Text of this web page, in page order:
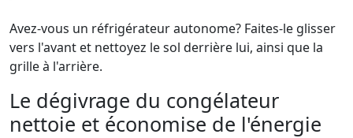
Avez-vous un réfrigérateur autonome? Faites-le glisser
vers l'avant et nettoyez le sol derrière lui, ainsi que la
grille à l'arrière.
Le dégivrage du congélateur
nettoie et économise de l'énergie